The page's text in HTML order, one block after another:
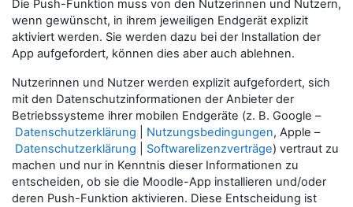
Die Push-Funktion muss von den Nutzerinnen und Nutzern,
wenn gewünscht, in ihrem jeweiligen Endgerät explizit
aktiviert werden. Sie werden dazu bei der Installation der
App aufgefordert, können dies aber auch ablehnen.
Nutzerinnen und Nutzer werden explizit aufgefordert, sich
mit den Datenschutzinformationen der Anbieter der
Betriebssysteme ihrer mobilen Endgeräte (z. B. Google –
Datenschutzerklärung
Nutzungsbedingungen, Apple –
Datenschutzerklärung
Softwarelizenzverträge) vertraut zu
machen und nur in Kenntnis dieser Informationen zu
entscheiden, ob sie die Moodle-App installieren und/oder
deren Push-Funktion aktivieren. Diese Entscheidung ist